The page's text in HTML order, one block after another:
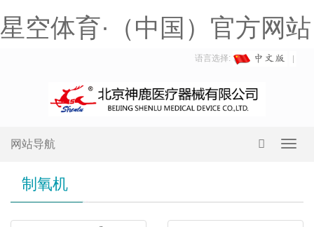
星空体育·（中国）官方网站
语言选择:
网站导航
制氧机